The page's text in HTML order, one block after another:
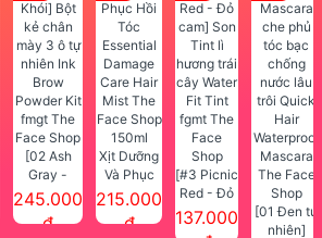
[02 Ash
Gray -
Khói] Bột
kẻ chân
245.000
đ
Xịt Dưỡng
Và Phục
Hồi Tóc
Essential
215.000
đ
[#3 Picnic
Red - Đỏ
cam] Son
137.000
[01 Đen tự
nhiên]